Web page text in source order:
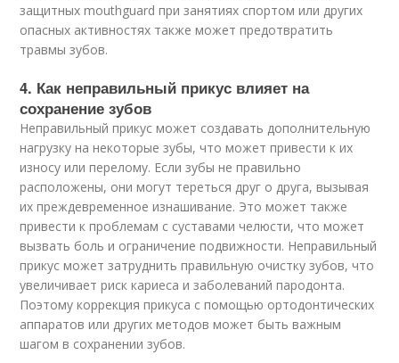
защитных mouthguard при занятиях спортом или других
опасных активностях также может предотвратить
травмы зубов.
4. Как неправильный прикус влияет на
сохранение зубов
Неправильный прикус может создавать дополнительную
нагрузку на некоторые зубы, что может привести к их
износу или перелому. Если зубы не правильно
расположены, они могут тереться друг о друга, вызывая
их преждевременное изнашивание. Это может также
привести к проблемам с суставами челюсти, что может
вызвать боль и ограничение подвижности. Неправильный
прикус может затруднить правильную очистку зубов, что
увеличивает риск кариеса и заболеваний пародонта.
Поэтому коррекция прикуса с помощью ортодонтических
аппаратов или других методов может быть важным
шагом в сохранении зубов.